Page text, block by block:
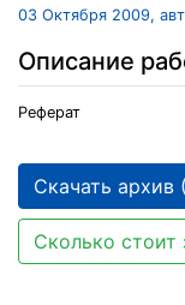
03 Октября 2009,
Описание
Реферат
Скачать архив
Сколько стоит